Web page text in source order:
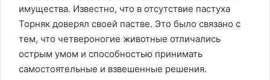
имущества. Известно, что в отсутствие пастуха
Торняк доверял своей пастве. Это было связано с
тем, что четвероногие животные отличались
острым умом и способностью принимать
самостоятельные и взвешенные решения.